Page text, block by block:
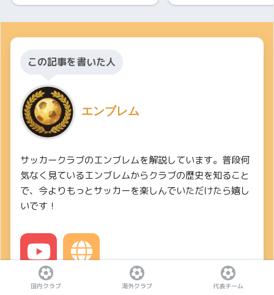
この記事を書いた人
エンブレム
サッカークラブのエンブレムを解説しています。普段何
気なく見ているエンブレムからクラブの歴史を知ること
で、今よりもっとサッカーを楽しんでいただけたら嬉し
いです！
YouTube
国内クラブ
海外クラブ 代表チーム